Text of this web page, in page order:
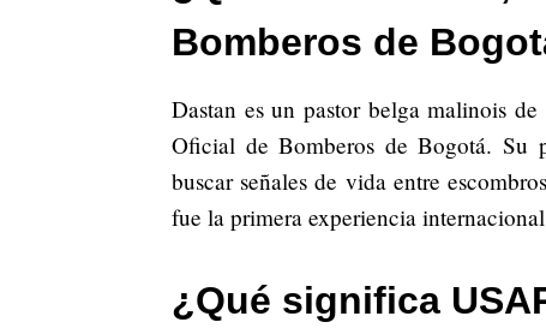
Bomberos de
Dastan es un pastor belga malinois
Oficial de Bomberos de Bogotá. Su
buscar señales de vida entre
fue la primera experiencia
¿Qué significa